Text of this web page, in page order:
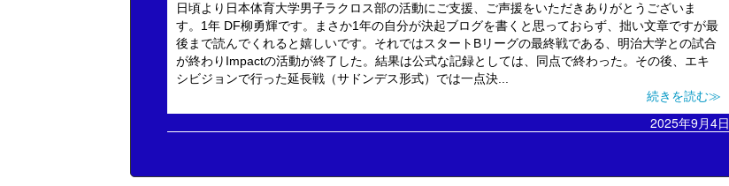
日頃より日本体育大学男子ラクロス部の活動にご支援、ご声援をいただきありがとうございま
す。1年 DF柳勇輝です。まさか1年の自分が決起ブログを書くと思っておらず、拙い文章ですが最
後まで読んでくれると嬉しいです。それではスタートBリーグの最終戦である、明治大学との試合
が終わりImpactの活動が終了した。結果は公式な記録としては、同点で終わった。その後、エキ
シビジョンで行った延長戦（サドンデス形式）では一点決...
続きを読む≫
2025年9月4日